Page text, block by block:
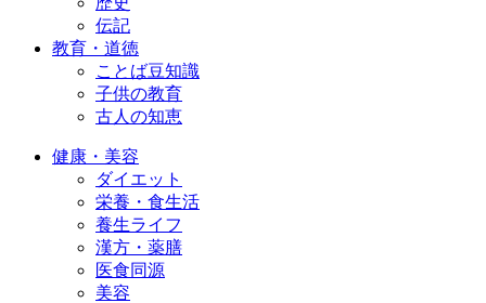
伝記
教育・道徳
ことば豆知識
子供の教育
古人の知恵
健康・美容
ダイエット
栄養・食生活
養生ライフ
漢方・薬膳
医食同源
美容